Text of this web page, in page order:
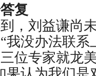
复
刘益谦尚未
我没办法联系
位专家就龙